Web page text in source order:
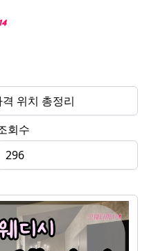
위치 총정리
회수
296